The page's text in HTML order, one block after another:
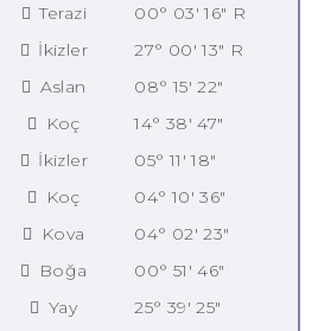
Terazi
00° 03' 16" R
İkizler
27° 00' 13" R
Aslan
08° 15' 22"
Koç
14° 38' 47"
İkizler
05° 11' 18"
Koç
04° 10' 36"
Kova
04° 02' 23"
Boğa
00° 51' 46"
Yay
25° 39' 25"